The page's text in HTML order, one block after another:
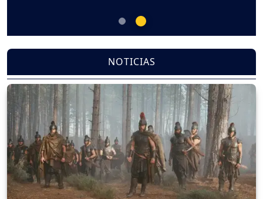
NOTICIAS